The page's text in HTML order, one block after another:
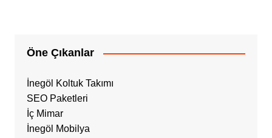
Öne Çıkanlar
İnegöl Koltuk Takımı
SEO Paketleri
İç Mimar
İnegöl Mobilya